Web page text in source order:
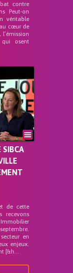
contre
Peut-on
véritable
cœur de
osent
SIBCA
de cette
recevons
en
enjeux.
[&h...